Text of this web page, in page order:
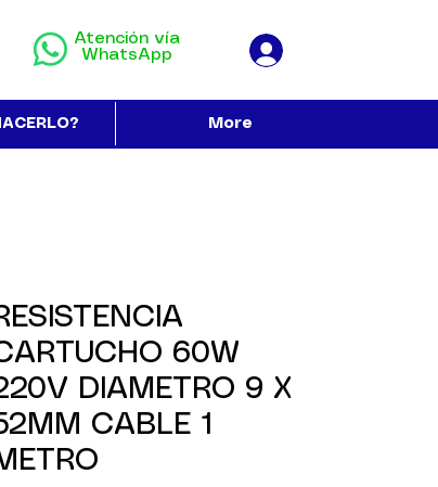
Atención vía
WhatsApp
More
60W
DIAMETRO 9 X
CABLE 1